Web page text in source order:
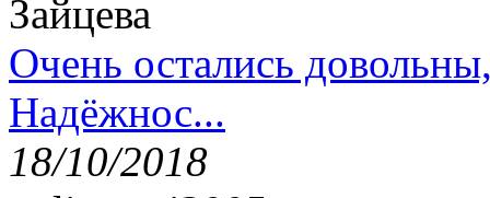
Зайцева
Очень остались
Надёжнос...
18/10/2018